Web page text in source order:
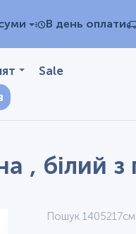
В день оплати
Sale
, білий
Пошук